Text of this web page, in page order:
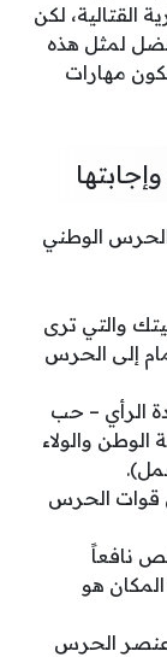
القتالية، لكن
لمثل هذه
مهارات
الحرس الوطني
والتي ترى
إلى الحرس
الرأي – حب
والولاء
قوات الحرس
نافعاً
هو
عنصر الحرس